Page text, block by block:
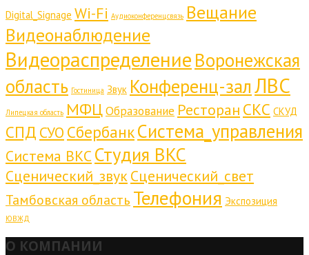
Digital_Signage Wi-Fi Аудиоконференцсвязь Вещание
Видеонаблюдение
Видеораспределение Воронежская
область Гостиница Звук Конференц-залЛВС
Липецкая область МФЦОбразование Ресторан СКС СКУД
СПД СУО СбербанкСистема_управления
Система ВКС Студия ВКС
Сценический_звукСценический_свет
Тамбовская область Телефония Экспозиция
ЮВЖД
О КОМПАНИИ